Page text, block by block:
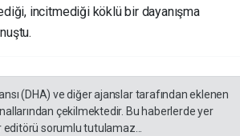
incitmediği köklü bir dayanışma
(DHA) ve diğer ajanslar tarafından eklenen
çekilmektedir. Bu haberlerde yer
editörü sorumlu tutulamaz...